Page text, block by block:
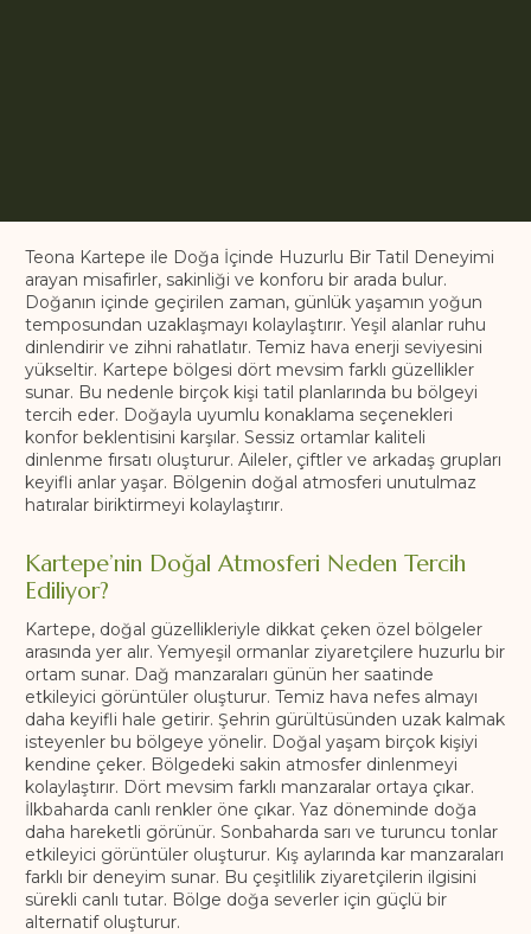
Teona Kartepe ile Doğa İçinde Huzurlu Bir Tatil Deneyimi
arayan misafirler, sakinliği ve konforu bir arada bulur.
Doğanın içinde geçirilen zaman, günlük yaşamın yoğun
temposundan uzaklaşmayı kolaylaştırır. Yeşil alanlar ruhu
dinlendirir ve zihni rahatlatır. Temiz hava enerji seviyesini
yükseltir. Kartepe bölgesi dört mevsim farklı güzellikler
sunar. Bu nedenle birçok kişi tatil planlarında bu bölgeyi
tercih eder. Doğayla uyumlu konaklama seçenekleri
konfor beklentisini karşılar. Sessiz ortamlar kaliteli
dinlenme fırsatı oluşturur. Aileler, çiftler ve arkadaş grupları
keyifli anlar yaşar. Bölgenin doğal atmosferi unutulmaz
hatıralar biriktirmeyi kolaylaştırır.
Kartepe’nin Doğal Atmosferi Neden Tercih
Ediliyor?
Kartepe, doğal güzellikleriyle dikkat çeken özel bölgeler
arasında yer alır. Yemyeşil ormanlar ziyaretçilere huzurlu bir
ortam sunar. Dağ manzaraları günün her saatinde
etkileyici görüntüler oluşturur. Temiz hava nefes almayı
daha keyifli hale getirir. Şehrin gürültüsünden uzak kalmak
isteyenler bu bölgeye yönelir. Doğal yaşam birçok kişiyi
kendine çeker. Bölgedeki sakin atmosfer dinlenmeyi
kolaylaştırır. Dört mevsim farklı manzaralar ortaya çıkar.
İlkbaharda canlı renkler öne çıkar. Yaz döneminde doğa
daha hareketli görünür. Sonbaharda sarı ve turuncu tonlar
etkileyici görüntüler oluşturur. Kış aylarında kar manzaraları
farklı bir deneyim sunar. Bu çeşitlilik ziyaretçilerin ilgisini
sürekli canlı tutar. Bölge doğa severler için güçlü bir
alternatif oluşturur.